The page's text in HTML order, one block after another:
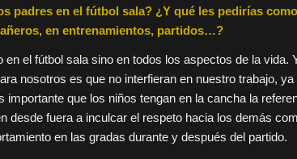
padres en el fútbol sala? ¿Y qué les pedirías
en entrenamientos, partidos…?
en el fútbol sala sino en todos los aspectos de la vida.
nosotros es que no interfieran en nuestro trabajo,
importante que los niños tengan en la cancha la
desde fuera a inculcar el respeto hacia los demás
en las gradas durante y después del partido.